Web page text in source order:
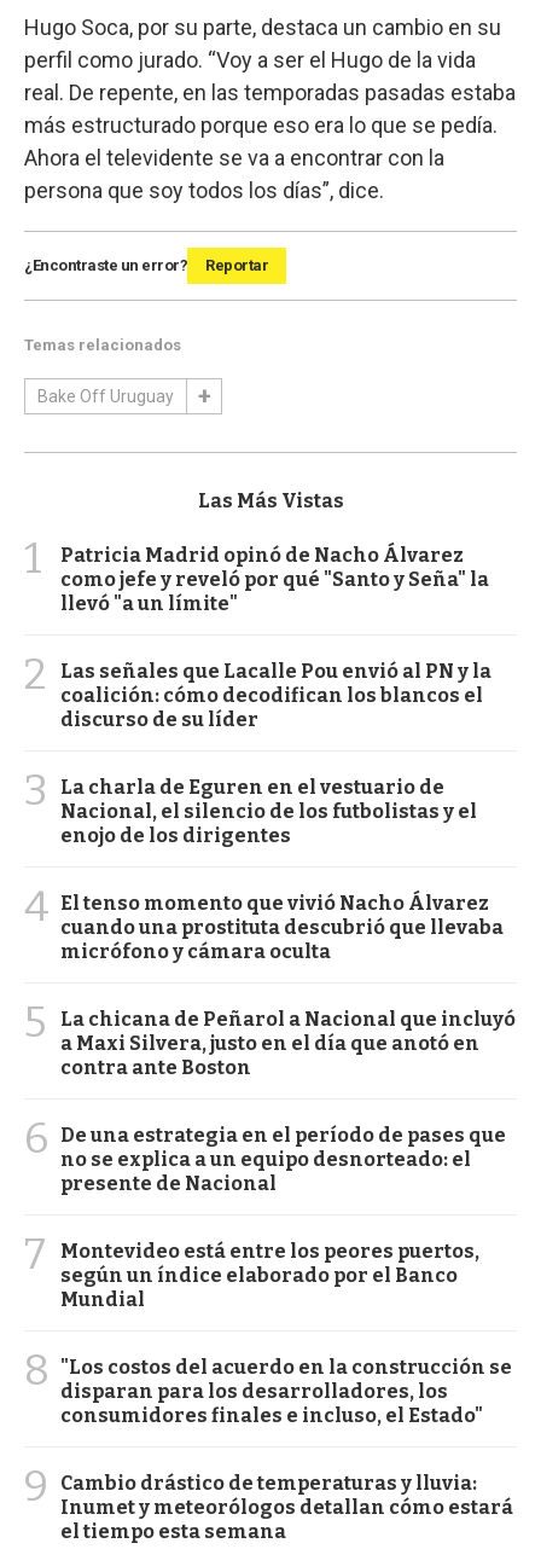
Hugo Soca, por su parte, destaca un cambio en su
perfil como jurado. “Voy a ser el Hugo de la vida
real. De repente, en las temporadas pasadas estaba
más estructurado porque eso era lo que se pedía.
Ahora el televidente se va a encontrar con la
persona que soy todos los días”, dice.
¿Encontraste un error? Reportar
Temas relacionados
Bake Off Uruguay
Las Más Vistas
1
Patricia Madrid opinó de Nacho Álvarez
como jefe y reveló por qué "Santo y Seña" la
llevó "a un límite"
2
Las señales que Lacalle Pou envió al PN y la
coalición: cómo decodifican los blancos el
discurso de su líder
3
La charla de Eguren en el vestuario de
Nacional, el silencio de los futbolistas y el
enojo de los dirigentes
4 El tenso momento que vivió Nacho Álvarez
cuando una prostituta descubrió que llevaba
micrófono y cámara oculta
5
La chicana de Peñarol a Nacional que incluyó
a Maxi Silvera, justo en el día que anotó en
contra ante Boston
6
De una estrategia en el período de pases que
no se explica a un equipo desnorteado: el
presente de Nacional
7
Montevideo está entre los peores puertos,
según un índice elaborado por el Banco
Mundial
8
"Los costos del acuerdo en la construcción se
disparan para los desarrolladores, los
consumidores finales e incluso, el Estado"
9
Cambio drástico de temperaturas y lluvia:
Inumet y meteorólogos detallan cómo estará
el tiempo esta semana